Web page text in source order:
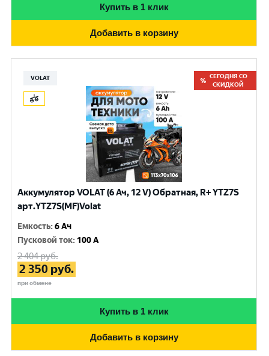
Купить в 1 клик
Добавить в корзину
VOLAT
СЕГОДНЯ СО
СКИДКОЙ
Аккумулятор VOLAT (6 Ач, 12 V) Обратная, R+ YTZ7S
арт.YTZ7S(MF)Volat
Емкость:6 Ач
Пусковой ток: 100 A
2 404руб.
2 350 руб.
при обмене
Купить в 1 клик
Добавить в корзину